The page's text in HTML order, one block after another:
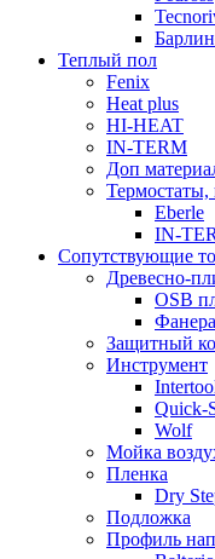
Теплый пол
Fenix
Heat plus
HI-HEAT
IN-TERM
Доп
Термостаты,
Eberle
IN-
Сопутствующие
Древесно-
OSB
Фанера
Защитный
Инструмент
Quick-
Wolf
Мойка
Пленка
Dry
Подложка
Профиль